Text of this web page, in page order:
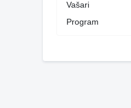
Vašari
Program